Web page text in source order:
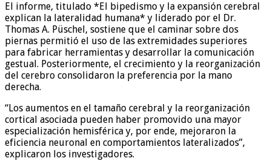
El informe, titulado *El bipedismo y la expansión cerebral
explican la lateralidad humana* y liderado por el Dr.
Thomas A. Püschel, sostiene que el caminar sobre dos
piernas permitió el uso de las extremidades superiores
para fabricar herramientas y desarrollar la comunicación
gestual. Posteriormente, el crecimiento y la reorganización
del cerebro consolidaron la preferencia por la mano
derecha.
“Los aumentos en el tamaño cerebral y la reorganización
cortical asociada pueden haber promovido una mayor
especialización hemisférica y, por ende, mejoraron la
eficiencia neuronal en comportamientos lateralizados”,
explicaron los investigadores.